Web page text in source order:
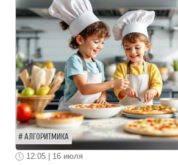
АЛГОРИТМИКА
12:05 | 16 июля